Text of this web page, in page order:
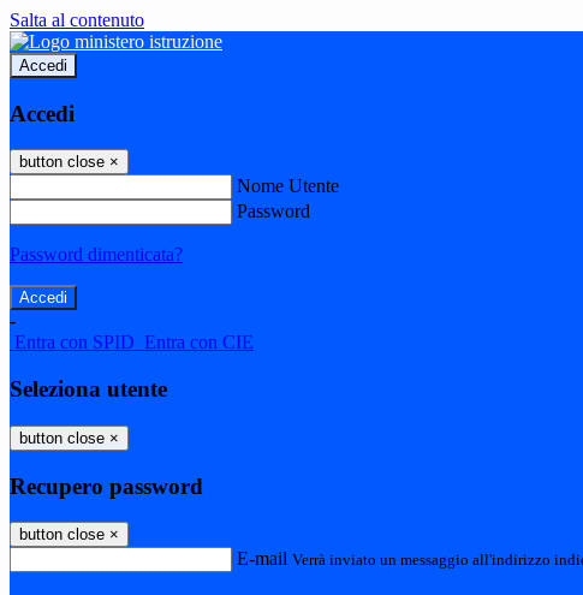
Salta al contenuto
Accedi
Accedi
button close ×
Nome Utente
Password
Password dimenticata?
-
Entra con SPID Entra con CIE
Seleziona utente
button close ×
Recupero password
button close ×
E-mail Verrà inviato un messaggio all'indirizzo